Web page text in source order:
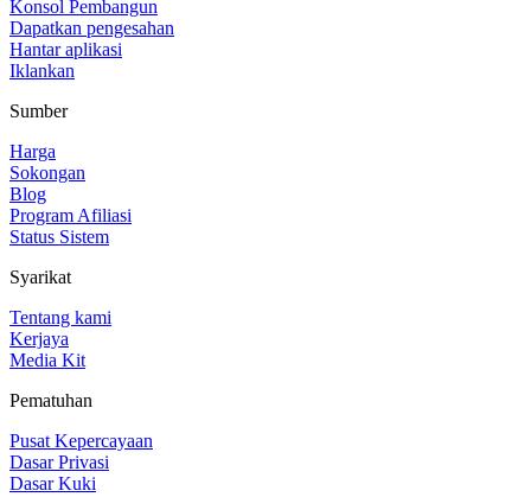
Konsol Pembangun
Dapatkan pengesahan
Hantar aplikasi
Iklankan
Sumber
Harga
Sokongan
Blog
Program Afiliasi
Status Sistem
Syarikat
Tentang kami
Kerjaya
Media Kit
Pematuhan
Pusat Kepercayaan
Dasar Privasi
Dasar Kuki